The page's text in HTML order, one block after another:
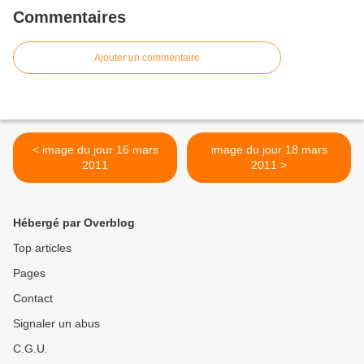
Commentaires
Ajouter un commentaire
< image du jour 16 mars
2011
image du jour 18 mars
2011 >
Hébergé par Overblog
Top articles
Pages
Contact
Signaler un abus
C.G.U.